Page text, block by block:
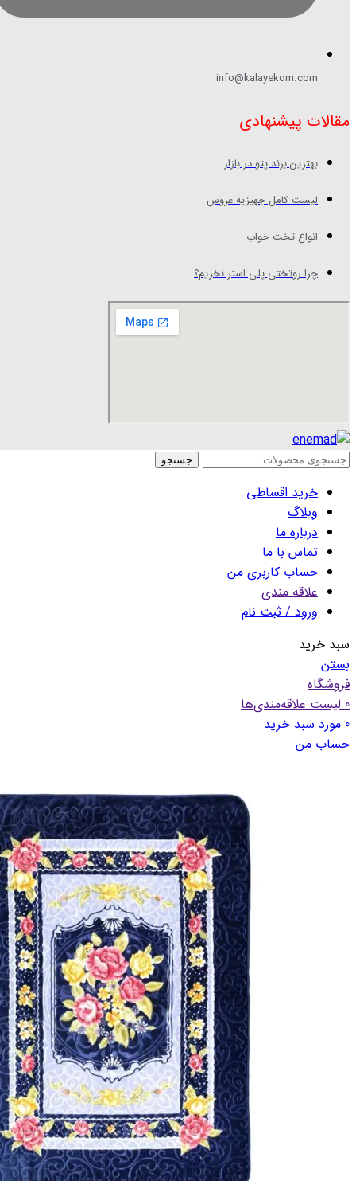
info@kalayekom.com
مقالات پیشنهادی
بهترین برند پتو در بازار
لیست کامل جهیزیه عروس
انواع تخت خواب
چرا روتختی پلی استر نخریم؟
جستجو
خرید اقساطی
وبلاگ
درباره ما
تماس با ما
حساب کاربری من
علاقه مندی
ورود / ثبت نام
سبد خرید
بستن
فروشگاه
0 لیست علاقه‌مندی‌ها
0 مورد سبد خرید
حساب من